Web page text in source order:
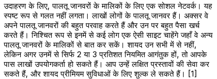
उदाहरण के लिए, पालतू जानवरों के मालिकों के लिए एक सोशल नेटवर्क। यह
स्पष्ट रूप से गलत नहीं लगता। लाखों लोगों के पालतू जानवर हैं। अक्सर वे
अपने पालतू जानवरों की बहुत परवाह करते हैं और उन पर बहुत पैसा खर्च
करते हैं। निश्चित रूप से इनमें से कई लोग एक ऐसी साइट चाहेंगे जहाँ वे अन्य
पालतू जानवरों के मालिकों से बात कर सकें। शायद उन सभी में से नहीं,
लेकिन अगर उनमें से सिर्फ 2 या 3 प्रतिशत नियमित आगंतुक हों, तो आपके
पास लाखों उपयोगकर्ता हो सकते हैं। आप उन्हें लक्षित प्रस्तावों की सेवा कर
सकते हैं, और शायद प्रीमियम सुविधाओं के लिए शुल्क ले सकते हैं। [1]